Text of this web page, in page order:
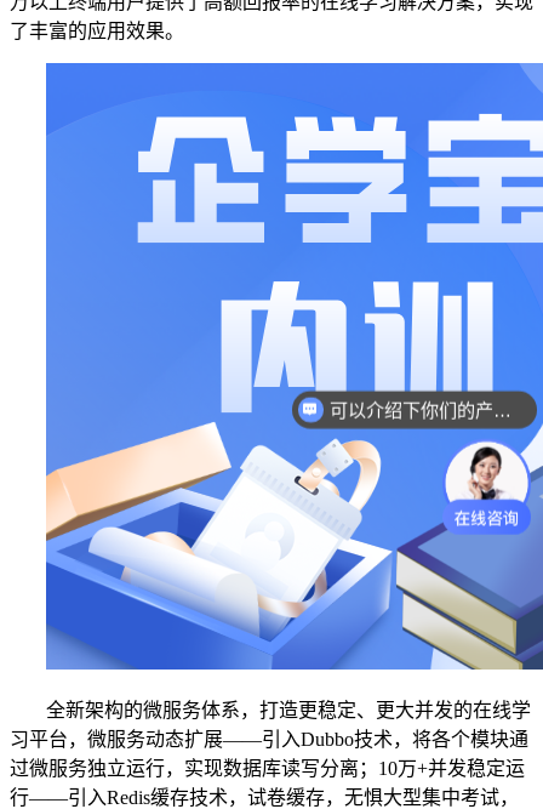
了丰富的应用效果。
全新架构的微服务体系，打造更稳定、更大并发的在线学
习平台，微服务动态扩展——引入Dubbo技术，将各个模块通
过微服务独立运行，实现数据库读写分离； 10万+并发稳定运
行——引入Redis缓存技术，试卷缓存，无惧大型集中考试，
可以介绍下你们的产品么？